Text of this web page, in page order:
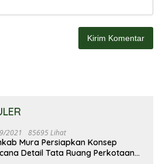
2021 85695 Lihat
Mura Persiapkan Konsep
Detail Tata Ruang Perkotaan